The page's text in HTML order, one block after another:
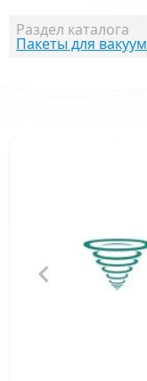
Раздел каталога
Пакеты для